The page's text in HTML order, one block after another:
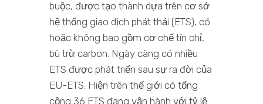
buộc, được tạo thành dựa trên cơ sở
hệ thống giao dịch phát thải (ETS), có
hoặc không bao gồm cơ chế tín chỉ,
bù trừ carbon. Ngày càng có nhiều
ETS được phát triển sau sự ra đời của
EU-ETS. Hiện trên thế giới có tổng
cộng 36 ETS đang vận hành với tỷ lệ